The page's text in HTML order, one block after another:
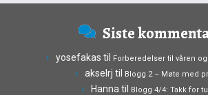
Siste
yosefakas til Forberedelser til våren
akselrj til Blogg 2 – Møte med
Hanna til Blogg 4/4: Takk for